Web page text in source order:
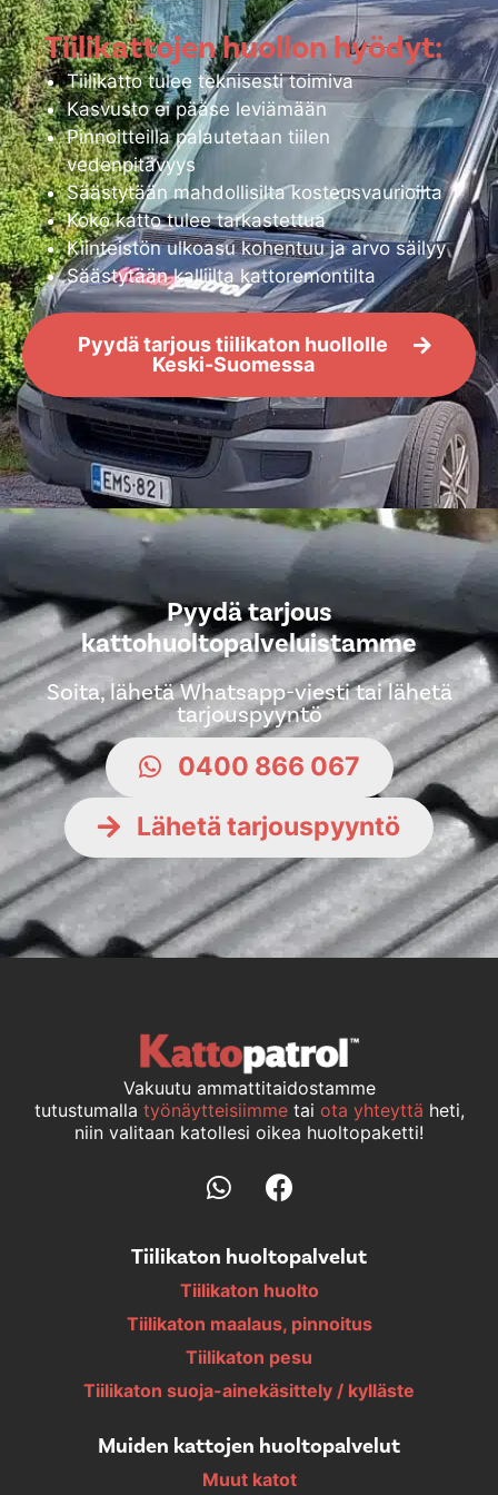
Tiilikattojen huollon hyödyt:
Tiilikatto tulee teknisesti toimiva
Kasvusto ei pääse leviämään
Pinnoitteilla palautetaan tiilen
vedenpitävyys
Säästytään mahdollisilta kosteusvaurioilta
Koko katto tulee tarkastettua
Kiinteistön ulkoasu kohentuu ja arvo säilyy
Säästytään kalliilta kattoremontilta
Pyydä tarjous tiilikaton huollolle
Keski-Suomessa
Pyydä tarjous
kattohuoltopalveluistamme
Soita, lähetä Whatsapp-viesti tai lähetä
tarjouspyyntö
0400 866 067
Lähetä tarjouspyyntö
Vakuutu ammattitaidostamme
tutustumalla työnäytteisiimme tai ota yhteyttä heti,
niin valitaan katollesi oikea huoltopaketti!
Tiilikaton huoltopalvelut
Tiilikaton huolto
Tiilikaton maalaus, pinnoitus
Tiilikaton pesu
Tiilikaton suoja-ainekäsittely / kylläste
Muiden kattojen huoltopalvelut
Muut katot